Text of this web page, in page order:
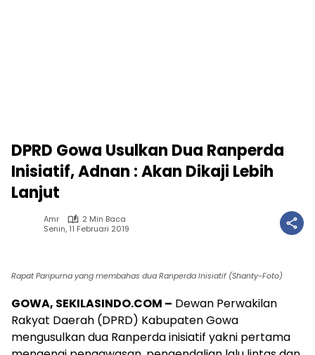
DPRD Gowa Usulkan Dua Ranperda
Inisiatif, Adnan : Akan Dikaji Lebih
Lanjut
Amr
2 Min Baca
Senin, 11 Februari 2019
Rapat Paripurna yang membahas dua Ranperda Inisiatif (Shanty-Foto)
GOWA, SEKILASINDO.COM – Dewan Perwakilan
Rakyat Daerah (DPRD) Kabupaten Gowa
mengusulkan dua Ranperda inisiatif yakni pertama